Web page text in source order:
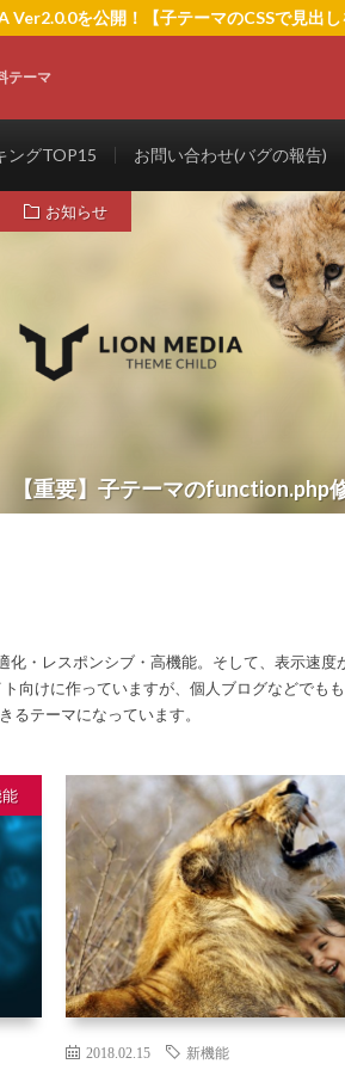
Ver2.0.0を公開！【子テーマのCSSで見出
テーマ
ングTOP15 お問い合わせ(バグの報告)
お知らせ
【重要】子テーマのfunction.php
・レスポンシブ・高機能。そして、表示速度
向けに作っていますが、個人ブログなどでも
るテーマになっています。
2018.02.15 新機能